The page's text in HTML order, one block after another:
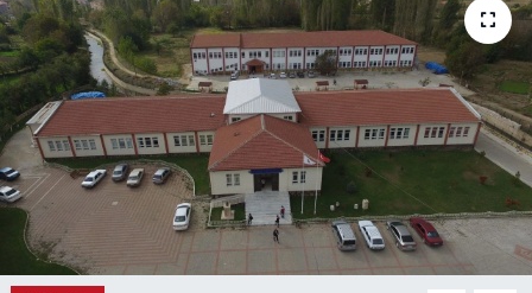
Emlak
Gündem
Haber
Haber İlanlar
Kültür-Sanat